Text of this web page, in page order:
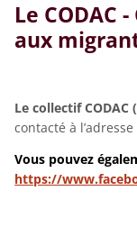
Le CODAC
aux
Le collectif
contacté à
Vous pouvez
https://